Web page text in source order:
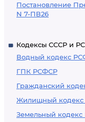
Постановление
N 7-ПВ26
Кодексы СССР и
Водный кодекс
ГПК РСФСР
Гражданский
Жилищный
Земельный